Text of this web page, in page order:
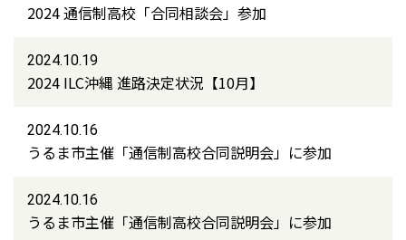
2024 通信制高校「合同相談会」参加
2024.10.19
2024 ILC沖縄 進路決定状況【10月】
2024.10.16
うるま市主催「通信制高校合同説明会」に参加
2024.10.16
うるま市主催「通信制高校合同説明会」に参加